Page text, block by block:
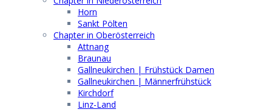
Horn
Sankt Pölten
Chapter in Oberösterreich
Attnang
Braunau
Gallneukirchen | Frühstück Damen
Gallneukirchen | Männerfrühstück
Kirchdorf
Linz-Land